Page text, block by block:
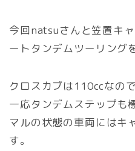
今回natsuさんと笠置キ
ートタンデムツーリング
クロスカブは110ccなの
一応タンデムステップも
マルの状態の車両にはキ
す。